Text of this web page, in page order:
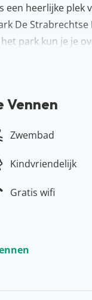
heerlijke plek
De Strabrechtse
park kun je je
klimwand, een
Vennen
Zwembad
Kindvriendelijk
Gratis wifi